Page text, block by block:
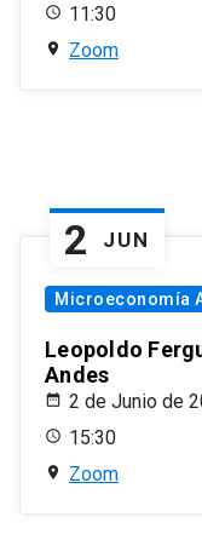
11:30
Zoom
2 JUN
Microeconomía
Leopoldo
Andes
2 de Junio de
15:30
Zoom